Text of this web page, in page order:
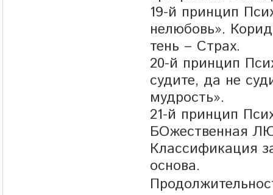
19-й принцип
нелюбовь».
тень – Страх.
20-й принцип
судите, да не
мудрость».
21-й принцип
БОжественная
Классификация
основа.